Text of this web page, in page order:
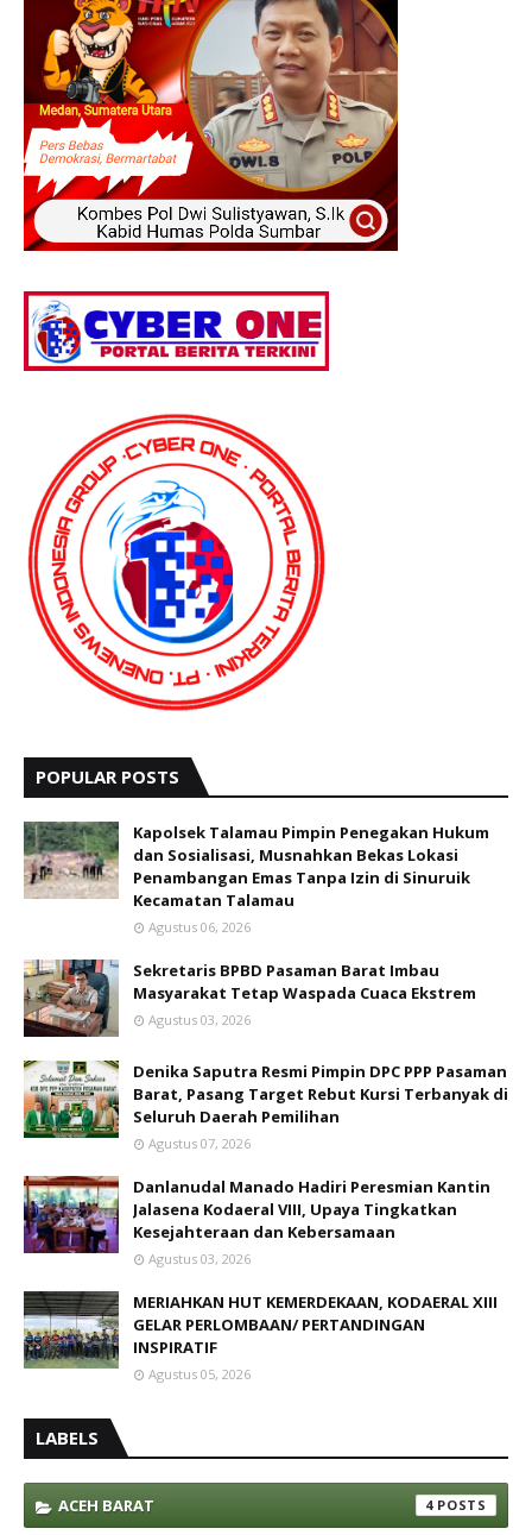
POPULAR POSTS
Kapolsek Talamau Pimpin Penegakan Hukum
dan Sosialisasi, Musnahkan Bekas Lokasi
Penambangan Emas Tanpa Izin di Sinuruik
Kecamatan Talamau
Agustus 06, 2026
Sekretaris BPBD Pasaman Barat Imbau
Masyarakat Tetap Waspada Cuaca Ekstrem
Agustus 03, 2026
Denika Saputra Resmi Pimpin DPC PPP Pasaman
Barat, Pasang Target Rebut Kursi Terbanyak di
Seluruh Daerah Pemilihan
Agustus 07, 2026
Danlanudal Manado Hadiri Peresmian Kantin
Jalasena Kodaeral VIII, Upaya Tingkatkan
Kesejahteraan dan Kebersamaan
Agustus 03, 2026
MERIAHKAN HUT KEMERDEKAAN, KODAERAL XIII
GELAR PERLOMBAAN/ PERTANDINGAN
INSPIRATIF
Agustus 05, 2026
LABELS
ACEH BARAT 4